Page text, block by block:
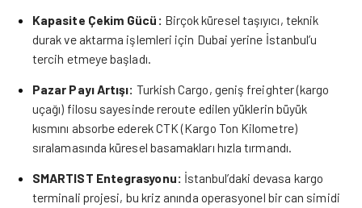
Kapasite Çekim Gücü: Birçok küresel taşıyıcı, teknik
durak ve aktarma işlemleri için Dubai yerine İstanbul’u
tercih etmeye başladı.
Pazar Payı Artışı: Turkish Cargo, geniş freighter (kargo
uçağı) filosu sayesinde reroute edilen yüklerin büyük
kısmını absorbe ederek CTK (Kargo Ton Kilometre)
sıralamasında küresel basamakları hızla tırmandı.
SMARTIST Entegrasyonu: İstanbul’daki devasa kargo
terminali projesi, bu kriz anında operasyonel bir can simidi